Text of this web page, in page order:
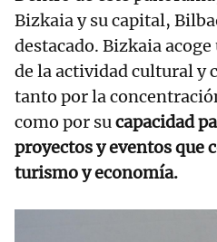
Bizkaia y su capital,
destacado. Bizkaia
de la actividad cultural y
tanto por la
como por sucapacidad
proyectos y eventos que
turismo y economía.